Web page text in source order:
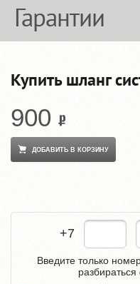
Гарантии
Купить шланг
900
ДОБАВИТЬ В КОРЗИНУ
+7
Введите только